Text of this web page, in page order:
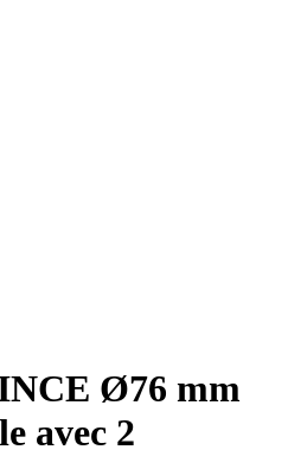
Ø76 mm
avec 2